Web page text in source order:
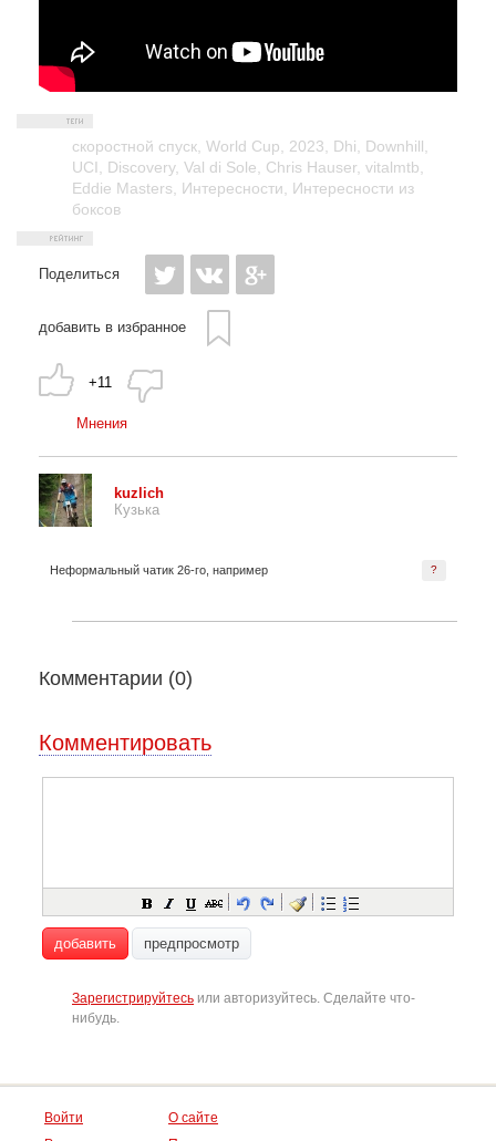
скоростной спуск World Cup 2023 Dhi Downhill
UCI
Discovery, Val di Sole Chris Hauser vitalmtb
Eddie Masters
Интересности
Интересности из
боксов
Поделиться
добавить в избранное
+11
Мнения
kuzlich
Кузька
?
Неформальный чатик 26-го, например
Комментарии (0)
Комментировать
добавить предпросмотр
Зарегистрируйтесь или авторизуйтесь. Сделайте что-
нибудь.
Войти
О сайте